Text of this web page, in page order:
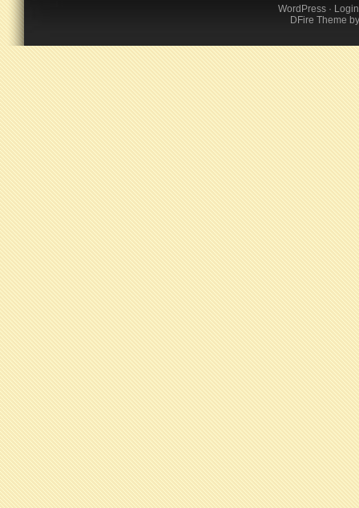
WordPress· Login
DFire Theme